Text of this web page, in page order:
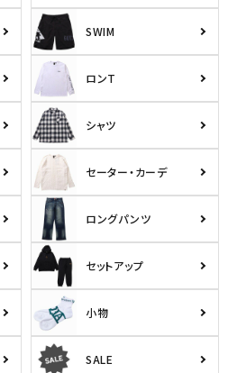
SWIM
ロンT
シャツ
セーター・カーデ
ロングパンツ
セットアップ
小物
SALE